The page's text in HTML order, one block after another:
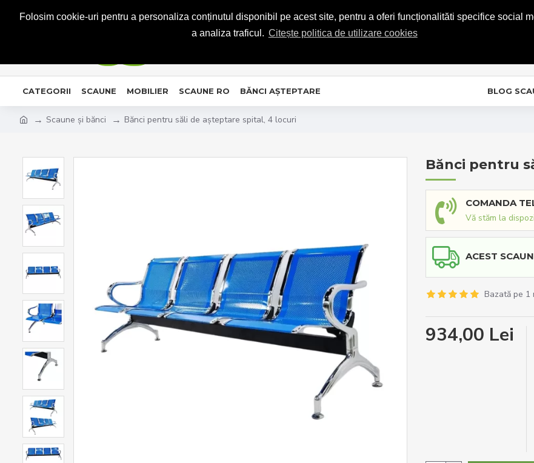
Folosim cookie-uri pentru a personaliza conținutul disponibil pe acest site, pentru a oferi funcționalităti specifice social
a analiza traficul. Citește politica de utilizare cookies
COMENZI TELEFONICE: 0720.865.728
CATEGORII SCAUNE MOBILIER SCAUNE RO BĂNCI AȘTEPTARE BLOG
Scaune și bănci Bănci pentru săli de așteptare spital, 4 locuri
Bănci pentru
COMANDA
Vă stăm la
ACEST
Bazată pe 1
934,00 Lei